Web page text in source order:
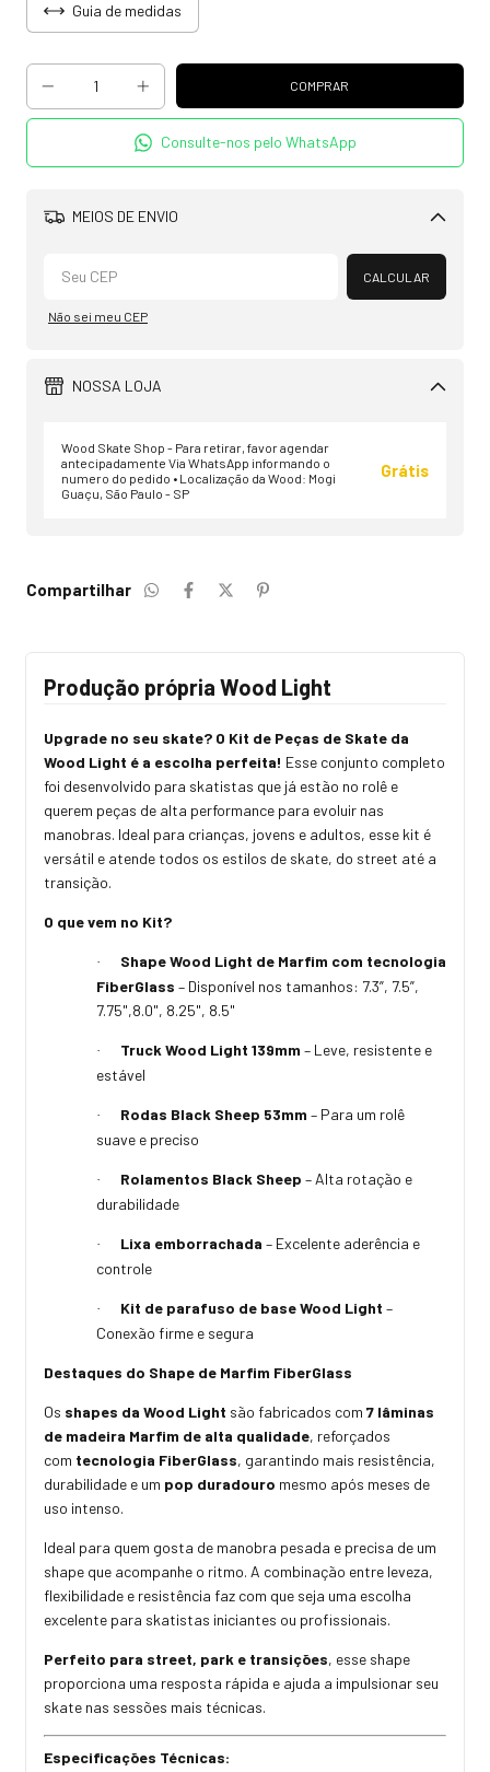
Guia de medidas
Consulte-nos pelo WhatsApp
MEIOS DE ENVIO
Alterar CEP
CALCULAR
Não sei meu CEP
NOSSA LOJA
Wood Skate Shop - Para retirar, favor agendar
antecipadamente Via WhatsApp informando o
numero do pedido • Localização da Wood: Mogi
Guaçu, São Paulo - SP
Grátis
Compartilhar
Produção própria Wood Light
Upgrade no seu skate? O Kit de Peças de Skate da
Wood Light é a escolha perfeita! Esse conjunto completo
foi desenvolvido para skatistas que já estão no rolê e
querem peças de alta performance para evoluir nas
manobras. Ideal para crianças, jovens e adultos, esse kit é
versátil e atende todos os estilos de skate, do street até a
transição.
O que vem no Kit?
·
Shape Wood Light de Marfim com tecnologia
FiberGlass – Disponível nos tamanhos: 7.3”, 7.5”,
7.75",8.0", 8.25", 8.5"
· Truck Wood Light 139mm – Leve, resistente e
estável
· Rodas Black Sheep 53mm – Para um rolê
suave e preciso
· Rolamentos Black Sheep – Alta rotação e
durabilidade
· Lixa emborrachada – Excelente aderência e
controle
· Kit de parafuso de base Wood Light –
Conexão firme e segura
Destaques do Shape de Marfim FiberGlass
Os shapes da Wood Light são fabricados com 7 lâminas
de madeira Marfim de alta qualidade, reforçados
com tecnologia FiberGlass, garantindo mais resistência,
durabilidade e um pop duradouro mesmo após meses de
uso intenso.
Ideal para quem gosta de manobra pesada e precisa de um
shape que acompanhe o ritmo. A combinação entre leveza,
flexibilidade e resistência faz com que seja uma escolha
excelente para skatistas iniciantes ou profissionais.
Perfeito para street, park e transições, esse shape
proporciona uma resposta rápida e ajuda a impulsionar seu
skate nas sessões mais técnicas.
Especificações Técnicas: